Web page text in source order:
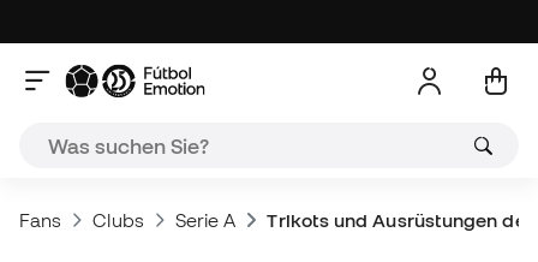
Fans Clubs Serie A Trikots und Ausrüstungen der